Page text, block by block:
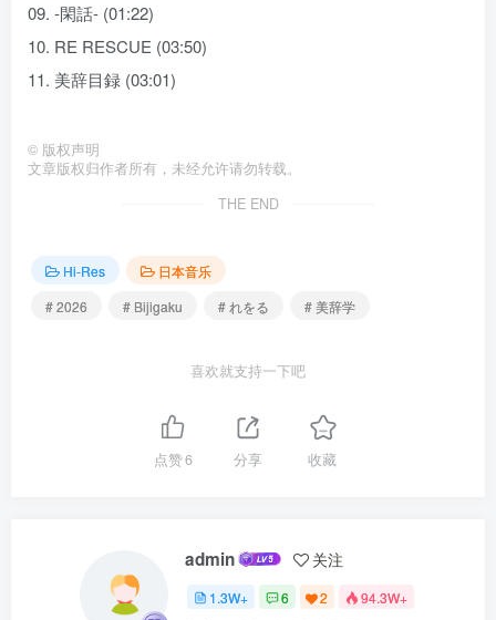
09. -閑話- (01:22)
10. RE RESCUE (03:50)
11. 美辞目録 (03:01)
© 版权声明
文章版权归作者所有，未经允许请勿转载。
THE END
Hi-Res
日本音乐
# 2026
# Bijigaku # れをる # 美辞学
喜欢就支持一下吧
点赞6 分享 收藏
admin 关注
1.3W+ 6 2 94.3W+